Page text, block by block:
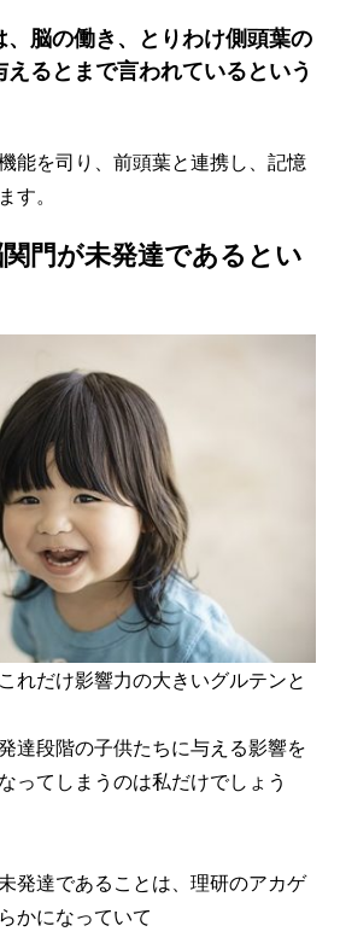
、脳の働き、とりわけ側頭葉の
るとまで言われているという
能を司り、前頭葉と連携し、記憶
す。
門が未発達であるとい
れだけ影響力の大きいグルテンと
達段階の子供たちに与える影響を
ってしまうのは私だけでしょう
発達であることは、理研のアカゲ
かになっていて